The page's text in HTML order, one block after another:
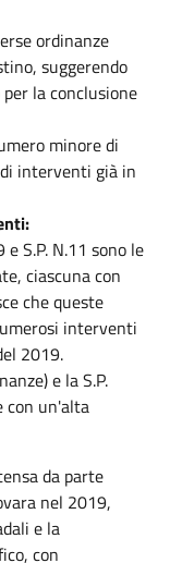
ordinanze
suggerendo
la conclusione
minore di
interventi già in
S.P. N.11 sono le
ciascuna con
che queste
interventi
2019.
e la S.P.
con un'alta
da parte
nel 2019,
e la
con